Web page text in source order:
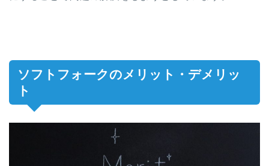
ソフトフォークのメリット・デメリッ
ト